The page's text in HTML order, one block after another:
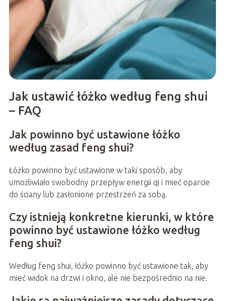
Jak ustawić łóżko według feng shui
– FAQ
Jak powinno być ustawione łóżko
według zasad feng shui?
Łóżko powinno być ustawione w taki sposób, aby
umożliwiało swobodny przepływ energii qi i mieć oparcie
do ściany lub zasłonione przestrzeń za sobą.
Czy istnieją konkretne kierunki, w które
powinno być ustawione łóżko według
feng shui?
Według feng shui, łóżko powinno być ustawione tak, aby
mieć widok na drzwi i okno, ale nie bezpośrednio na nie.